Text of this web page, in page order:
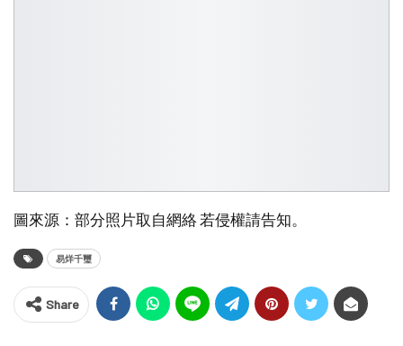
圖來源：部分照片取自網絡 若侵權請告知。
易烊千璽
Share